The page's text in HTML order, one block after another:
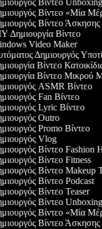
Βίντεο Unboxing
Βίντεο «Μία
Βίντεο Άσκησης
Δημιουργία Βίντεο
Video Maker
Δημιουργός
Βίντεο
Βίντεο Μικρού
ASMR Βίντεο
Fan Βίντεο
Lyric Βίντεο
Outro
Promo Βίντεο
Vlog
Βίντεο Fashion
Βίντεο Fitness
Βίντεο Makeup
Βίντεο Podcast
Βίντεο Teaser
Βίντεο Unboxing
Βίντεο «Μία
Βίντεο Άσκησης